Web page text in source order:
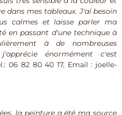
dans mes tableaux. J'ai besoin
calmes et laisse parler ma
en passant d'une technique à
à de nombreuses
énormément c'est
06 82 80 40 17, Email : joelle-
la peinture a été ma source